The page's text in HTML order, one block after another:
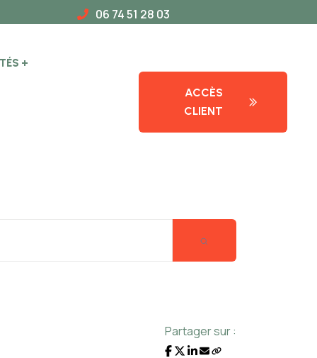
06 74 51 28 03
ACCÈS
CLIENT
Partager sur :